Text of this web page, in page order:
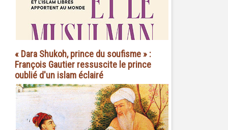
« Dara Shukoh, prince du soufisme » :
François Gautier ressuscite le prince
oublié d'un islam éclairé